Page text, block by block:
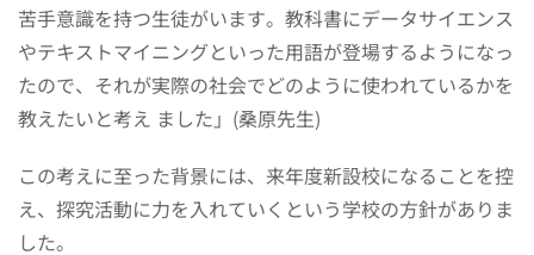
苦手意識を持つ生徒がいます。教科書にデータサイエンス
やテキストマイニングといった用語が登場するようになっ
たので、それが実際の社会でどのように使われているかを
教えたいと考え ました」(桑原先生)
この考えに至った背景には、来年度新設校になることを控
え、探究活動に力を入れていくという学校の方針がありま
した。